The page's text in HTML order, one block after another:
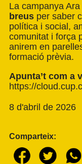
La campanya
breus per saber
política i social,
comunitat i força
anirem en
formació prèvia.
Apunta’t com a
https://
8 d'abril de 2026
Comparteix: